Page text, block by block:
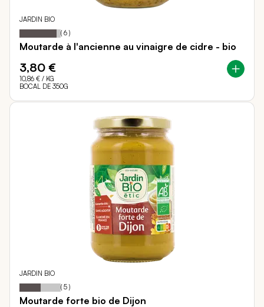
JARDIN BIO
Notation: 90
% of
( 6 )
Moutarde à l'ancienne au vinaigre de cidre - bio
3,80 €
10,86 € / KG
BOCAL DE 350G
JARDIN BIO
Notation: 52
% of
( 5 )
Moutarde forte bio de Dijon